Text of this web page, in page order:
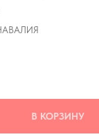
В КОРЗИНУ